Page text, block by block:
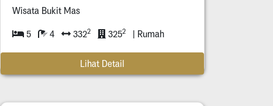
Wisata Bukit Mas
5 4 3322 3252 | Rumah
Lihat Detail